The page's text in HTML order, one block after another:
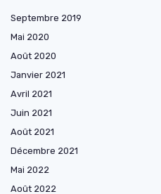
Septembre 2019
Mai 2020
Août 2020
Janvier 2021
Avril 2021
Juin 2021
Août 2021
Décembre 2021
Mai 2022
Août 2022